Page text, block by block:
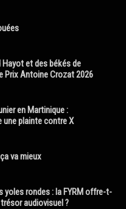
Hayot et des békés de
Prix Antoine Crozat 2026
en Martinique :
une plainte contre X
va mieux
yoles rondes : la FYRM offre-t-
audiovisuel ?